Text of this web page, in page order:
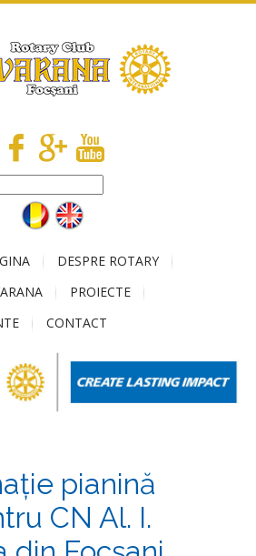
DESPRE ROTARY
PROIECTE
CONTACT
pianină
CN Al. I.